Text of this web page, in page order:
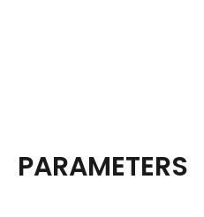
PARAMETERS